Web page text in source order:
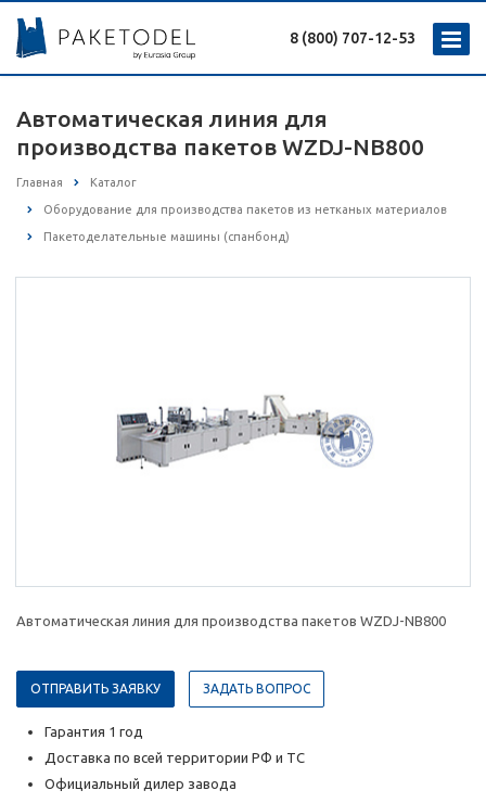
8 (800) 707-12-53
Автоматическая линия для
производства пакетов WZDJ-NB800
Главная Каталог
Оборудование для производства пакетов из нетканых материалов
Пакетоделательные машины (спанбонд)
Автоматическая линия для производства пакетов WZDJ-NB800
ОТПРАВИТЬ ЗАЯВКУ ЗАДАТЬ ВОПРОС
Гарантия 1 год
Доставка по всей территории РФ и ТС
Официальный дилер завода